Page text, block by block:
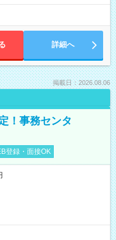
詳細へ
掲載日：2026.08.06
！事務センタ
登録・面接OK